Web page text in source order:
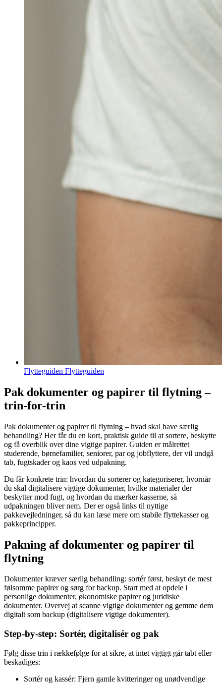
Flytteguiden Flytteguiden
Pak dokumenter og papirer til flytning –
trin-for-trin
Pak dokumenter og papirer til flytning – hvad skal have særlig
behandling? Her får du en kort, praktisk guide til at sortere, beskytte
og få overblik over dine vigtige papirer. Guiden er målrettet
studerende, børnefamilier, seniorer, par og jobflyttere, der vil undgå
tab, fugtskader og kaos ved udpakning.
Du får konkrete trin: hvordan du sorterer og kategoriserer, hvornår
du skal digitalisere vigtige dokumenter, hvilke materialer der
beskytter mod fugt, og hvordan du mærker kasserne, så
udpakningen bliver nem. Der er også links til nyttige
pakkevejledninger, så du kan læse mere om stabile flyttekasser og
pakkeprincipper.
Pakning af dokumenter og papirer til
flytning
Dokumenter kræver særlig behandling: sortér først, beskyt de mest
følsomme papirer og sørg for backup. Start med at opdele i
personlige dokumenter, økonomiske papirer og juridiske
dokumenter. Overvej at scanne vigtige dokumenter og gemme dem
digitalt som backup (digitalisere vigtige dokumenter).
Step-by-step: Sortér, digitalisér og pak
Følg disse trin i rækkefølge for at sikre, at intet vigtigt går tabt eller
beskadiges:
Sortér og kassér: Fjern gamle kvitteringer og unødvendige